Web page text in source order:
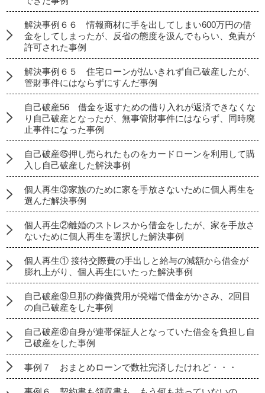
解決事例６６ 情報商材に手を出してしまい600万円の借
金をしてしまったが、反省の態度を汲んでもらい、免責が
許可された事例
解決事例６５ 住宅ローンが払いきれず自己破産したが、
管財事件にはならずにすんだ事例
自己破産56 借金を返すための借り入れが返済できなくな
り自己破産となったが、無事管財事件にはならず、同時廃
止事件になった事例
自己破産㊺押し売られたものをカードローンを利用して購
入し自己破産した解決事例
個人再生③家族のために家を手放さないために個人再生を
選んだ解決事例
個人再生②離婚のストレスから借金をしたが、家を手放さ
ないために個人再生を選択した解決事例
個人再生① 接待交際費の手出しと給与の減額から借金が
膨れ上がり、個人再生にいたった解決事例
自己破産⑨旦那の葬儀費用が発端で借金がかさみ、2回目
の自己破産をした事例
自己破産⑧自身が連帯保証人となっていた借金を負担し自
己破産をした事例
事例７ おまとめローンで数社完済したけれど・・・